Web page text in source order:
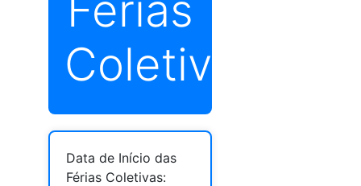
Coletivas
Data de Início das
Férias Coletivas: